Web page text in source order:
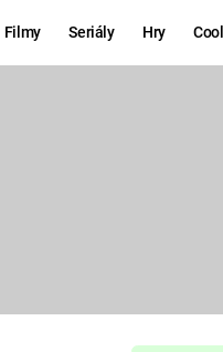
Filmy Seriály Hry